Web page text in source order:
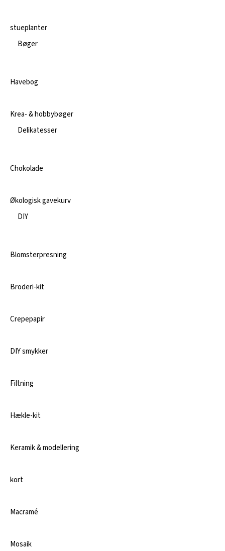
stueplanter
Bøger
Havebog
Krea- & hobbybøger
Delikatesser
Chokolade
Økologisk gavekurv
DIY
Blomsterpresning
Broderi-kit
Crepepapir
DIY smykker
Filtning
Hækle-kit
Keramik & modellering
kort
Macramé
Mosaik